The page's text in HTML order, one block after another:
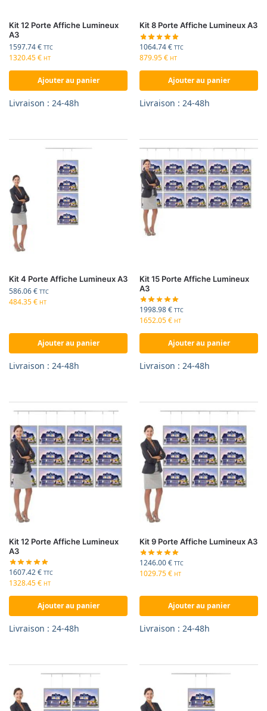
Kit 12 Porte Affiche Lumineux
A3
1597.74€ TTC
1320.45€ HT
Ajouter au panier
Livraison : 24-48h
Kit 8 Porte Affiche Lumineux A3
1064.74€ TTC
879.95€ HT
Ajouter au panier
Livraison : 24-48h
Kit 4 Porte Affiche Lumineux A3
586.06€ TTC
484.35€ HT
Ajouter au panier
Livraison : 24-48h
Kit 15 Porte Affiche Lumineux
A3
1998.98€ TTC
1652.05€ HT
Ajouter au panier
Livraison : 24-48h
Kit 12 Porte Affiche Lumineux
A3
1607.42€ TTC
1328.45€ HT
Ajouter au panier
Livraison : 24-48h
Kit 9 Porte Affiche Lumineux A3
1246.00€ TTC
1029.75€ HT
Ajouter au panier
Livraison : 24-48h